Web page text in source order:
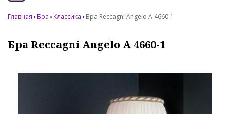
Главная Бра Классика Бра Reccagni Angelo A 4660-1
Бра Reccagni Angelo A 4660-1